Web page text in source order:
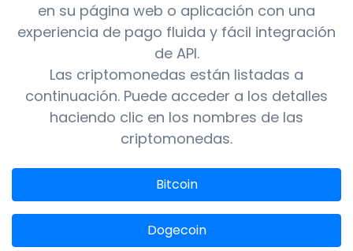
en su página web o aplicación con una
experiencia de pago fluida y fácil integración
de API.
Las criptomonedas están listadas a
continuación. Puede acceder a los detalles
haciendo clic en los nombres de las
criptomonedas.
Bitcoin
Dogecoin